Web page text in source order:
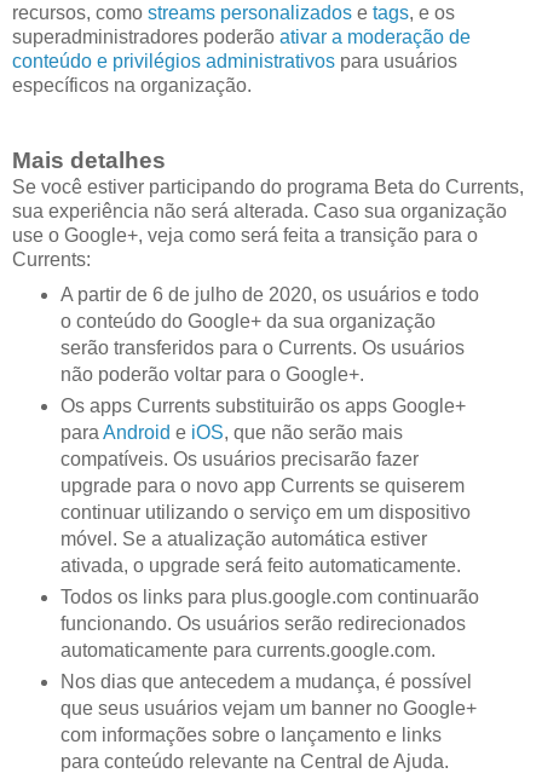
recursos, como streams personalizados e tags, e os
superadministradores poderão ativar a moderação de
conteúdo e privilégios administrativos para usuários
específicos na organização.
Mais detalhes
Se você estiver participando do programa Beta do Currents,
sua experiência não será alterada. Caso sua organização
use o Google+, veja como será feita a transição para o
Currents:
A partir de 6 de julho de 2020, os usuários e todo
o conteúdo do Google+ da sua organização
serão transferidos para o Currents. Os usuários
não poderão voltar para o Google+.
Os apps Currents substituirão os apps Google+
para Android e iOS, que não serão mais
compatíveis. Os usuários precisarão fazer
upgrade para o novo app Currents se quiserem
continuar utilizando o serviço em um dispositivo
móvel. Se a atualização automática estiver
ativada, o upgrade será feito automaticamente.
Todos os links para plus.google.com continuarão
funcionando. Os usuários serão redirecionados
automaticamente para currents.google.com.
Nos dias que antecedem a mudança, é possível
que seus usuários vejam um banner no Google+
com informações sobre o lançamento e links
para conteúdo relevante na Central de Ajuda.